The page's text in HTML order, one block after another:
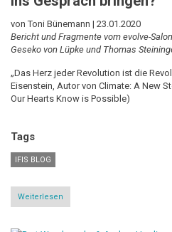
von Toni Bünemann | 23.01.2020
Bericht und Fragmente vom evolve-
Geseko von Lüpke und Thomas
„Das Herz jeder Revolution ist die
Eisenstein, Autor von Climate: A New
Our Hearts Know is Possible)
Tags
IFIS BLOG
Weiterlesen
Subtiler